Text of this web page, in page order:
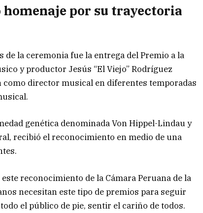
homenaje por su trayectoria
de la ceremonia fue la entrega del Premio a la
y productor Jesús “El Viejo” Rodríguez
director musical en diferentes temporadas
genética denominada Von Hippel-Lindau y
recibió el reconocimiento en medio de una
reconocimiento de la Cámara Peruana de la
necesitan este tipo de premios para seguir
el público de pie, sentir el cariño de todos.